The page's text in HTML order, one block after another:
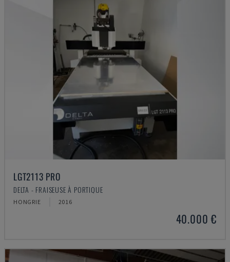
LGT2113 PRO
DELTA - FRAISEUSE À PORTIQUE
HONGRIE 2016
40.000 €